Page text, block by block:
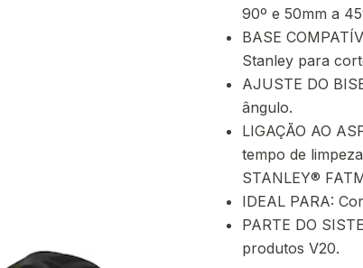
90º e 50mm a
BASE
Stanley para
AJUSTE DO
ângulo.
LIGAÇÃO AO
tempo de
STANLEY®
IDEAL PARA:
PARTE DO
produtos V20.